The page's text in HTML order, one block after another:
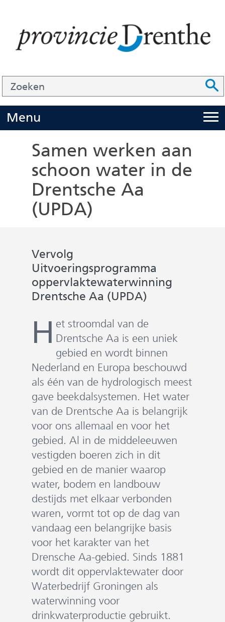
inhoud
Z
o
e
k
Menu
i
t
k
l
a
p
p
Samen werken aan
schoon water in de
Drentsche Aa
(UPDA)
Vervolg
Uitvoeringsprogramma
oppervlaktewaterwinning
Drentsche Aa (UPDA)
H et stroomdal van de
Drentsche Aa is een uniek
gebied en wordt binnen
Nederland en Europa beschouwd
als één van de hydrologisch meest
gave beekdalsystemen. Het water
van de Drentsche Aa is belangrijk
voor ons allemaal en voor het
gebied. Al in de middeleeuwen
vestigden boeren zich in dit
gebied en de manier waarop
water, bodem en landbouw
destijds met elkaar verbonden
waren, vormt tot op de dag van
vandaag een belangrijke basis
voor het karakter van het
Drensche Aa-gebied. Sinds 1881
wordt dit oppervlaktewater door
Waterbedrijf Groningen als
waterwinning voor
drinkwaterproductie gebruikt.